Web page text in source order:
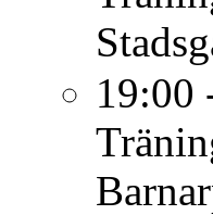
19:00